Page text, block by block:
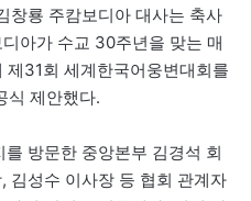
창룡 주캄보디아 대사는 축사
아가 수교 30주년을 맞는 매
제31회 세계한국어웅변대회를
식 제안했다.
방문한 중앙본부 김경석 회
김성수 이사장 등 협회 관계자